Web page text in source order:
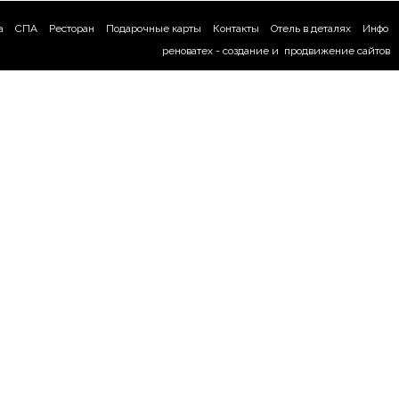
СПА Ресторан Подарочные карты Контакты Отель в деталях
Инфо
реноватех - создание и продвижение сайтов